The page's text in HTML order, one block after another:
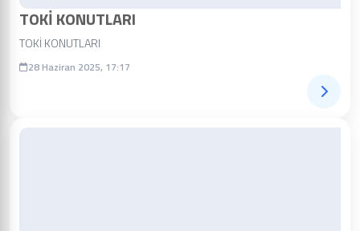
TOKİ KONUTLARI
TOKİ KONUTLARI
28 Haziran 2025, 17:17